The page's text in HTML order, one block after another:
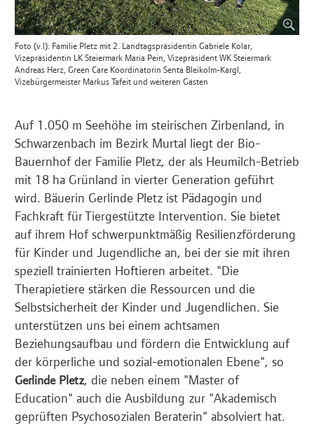
Foto (v.l): Familie Pletz mit 2. Landtagspräsidentin Gabriele Kolar,
Vizepräsidentin LK Steiermark Maria Pein, Vizepräsident WK Steiermark
Andreas Herz, Green Care Koordinatorin Senta Bleikolm-Kargl,
Vizebürgermeister Markus Tafeit und weiteren Gästen
Auf 1.050 m Seehöhe im steirischen Zirbenland, in
Schwarzenbach im Bezirk Murtal liegt der Bio-
Bauernhof der Familie Pletz, der als Heumilch-Betrieb
mit 18 ha Grünland in vierter Generation geführt
wird. Bäuerin Gerlinde Pletz ist Pädagogin und
Fachkraft für Tiergestützte Intervention. Sie bietet
auf ihrem Hof schwerpunktmäßig Resilienzförderung
für Kinder und Jugendliche an, bei der sie mit ihren
speziell trainierten Hoftieren arbeitet. "Die
Therapietiere stärken die Ressourcen und die
Selbstsicherheit der Kinder und Jugendlichen. Sie
unterstützen uns bei einem achtsamen
Beziehungsaufbau und fördern die Entwicklung auf
der körperliche und sozial-emotionalen Ebene", so
Gerlinde Pletz, die neben einem "Master of
Education" auch die Ausbildung zur "Akademisch
geprüften Psychosozialen Beraterin" absolviert hat.